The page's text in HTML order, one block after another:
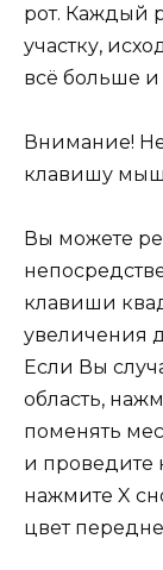
рот. Каждый
участку,
всё больше
Внимание! Не
клавишу
Вы можете
клавиши
увеличения
Если Вы
область,
поменять
и проведите
нажмите X
цвет